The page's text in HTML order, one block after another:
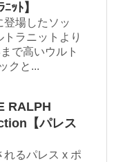
ｯﾄ】
登場したソッ
ラニットより
で高いウルト
クと...
RALPH
【パレス
るパレス x ポ